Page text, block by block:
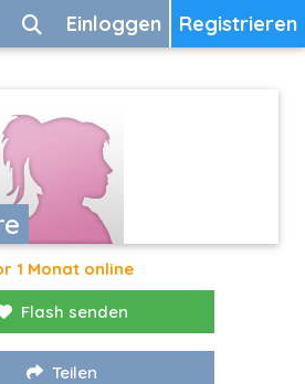
Registrieren
Einloggen
1 Monat online
Flash senden
Teilen